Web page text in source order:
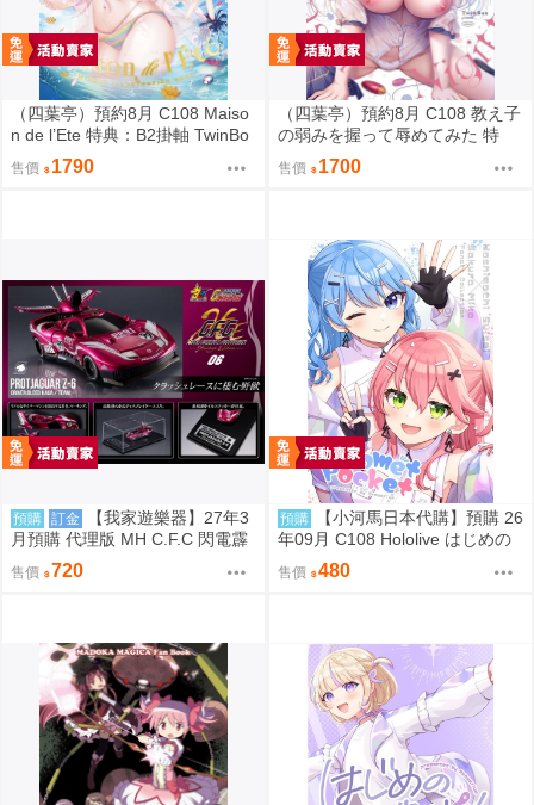
（四葉亭）預約8月 C108 Maiso
n de l’Ete 特典：B2掛軸 TwinBo
x
售價 1790
（四葉亭）預約8月 C108 教え子
の弱みを握って辱めてみた 特
典：B2掛軸 TwinBox
售價 1700
預購 訂金
【我家遊樂器】27年3
月預購 代理版 MH C.F.C 閃電霹
靂車 新世紀GPX 原始美洲豹Z-6
售價 720
預購
【小河馬日本代購】預購 26
年09月 C108 Hololive はじめの
一歩め! 繪師:阿古わざき
售價 480